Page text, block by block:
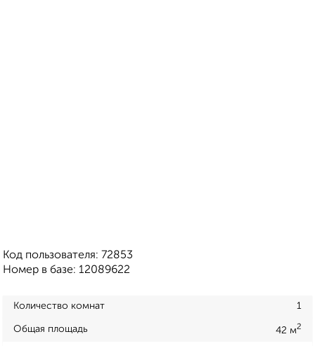
Код пользователя: 72853
Номер в базе: 12089622
Количество комнат 1
Общая площадь 42 м2